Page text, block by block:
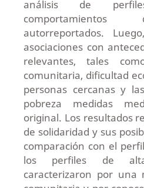
análisis de
autorreportados.
asociaciones con
relevantes, tales
comunitaria, dificultad
personas cercanas y
pobreza medidas
original. Los resultados
de solidaridad y sus
comparación con el
los perfiles de
caracterizaron por una